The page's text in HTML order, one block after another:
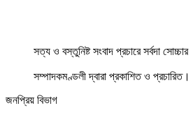
সত্য ও বস্তুনিষ্ট সংবাদ প্রচারে সর্বদা সোচ্চার
সম্পাদকমণ্ডলী দ্বারা প্রকাশিত ও প্রচারিত।
জনপ্রিয় বিভাগ